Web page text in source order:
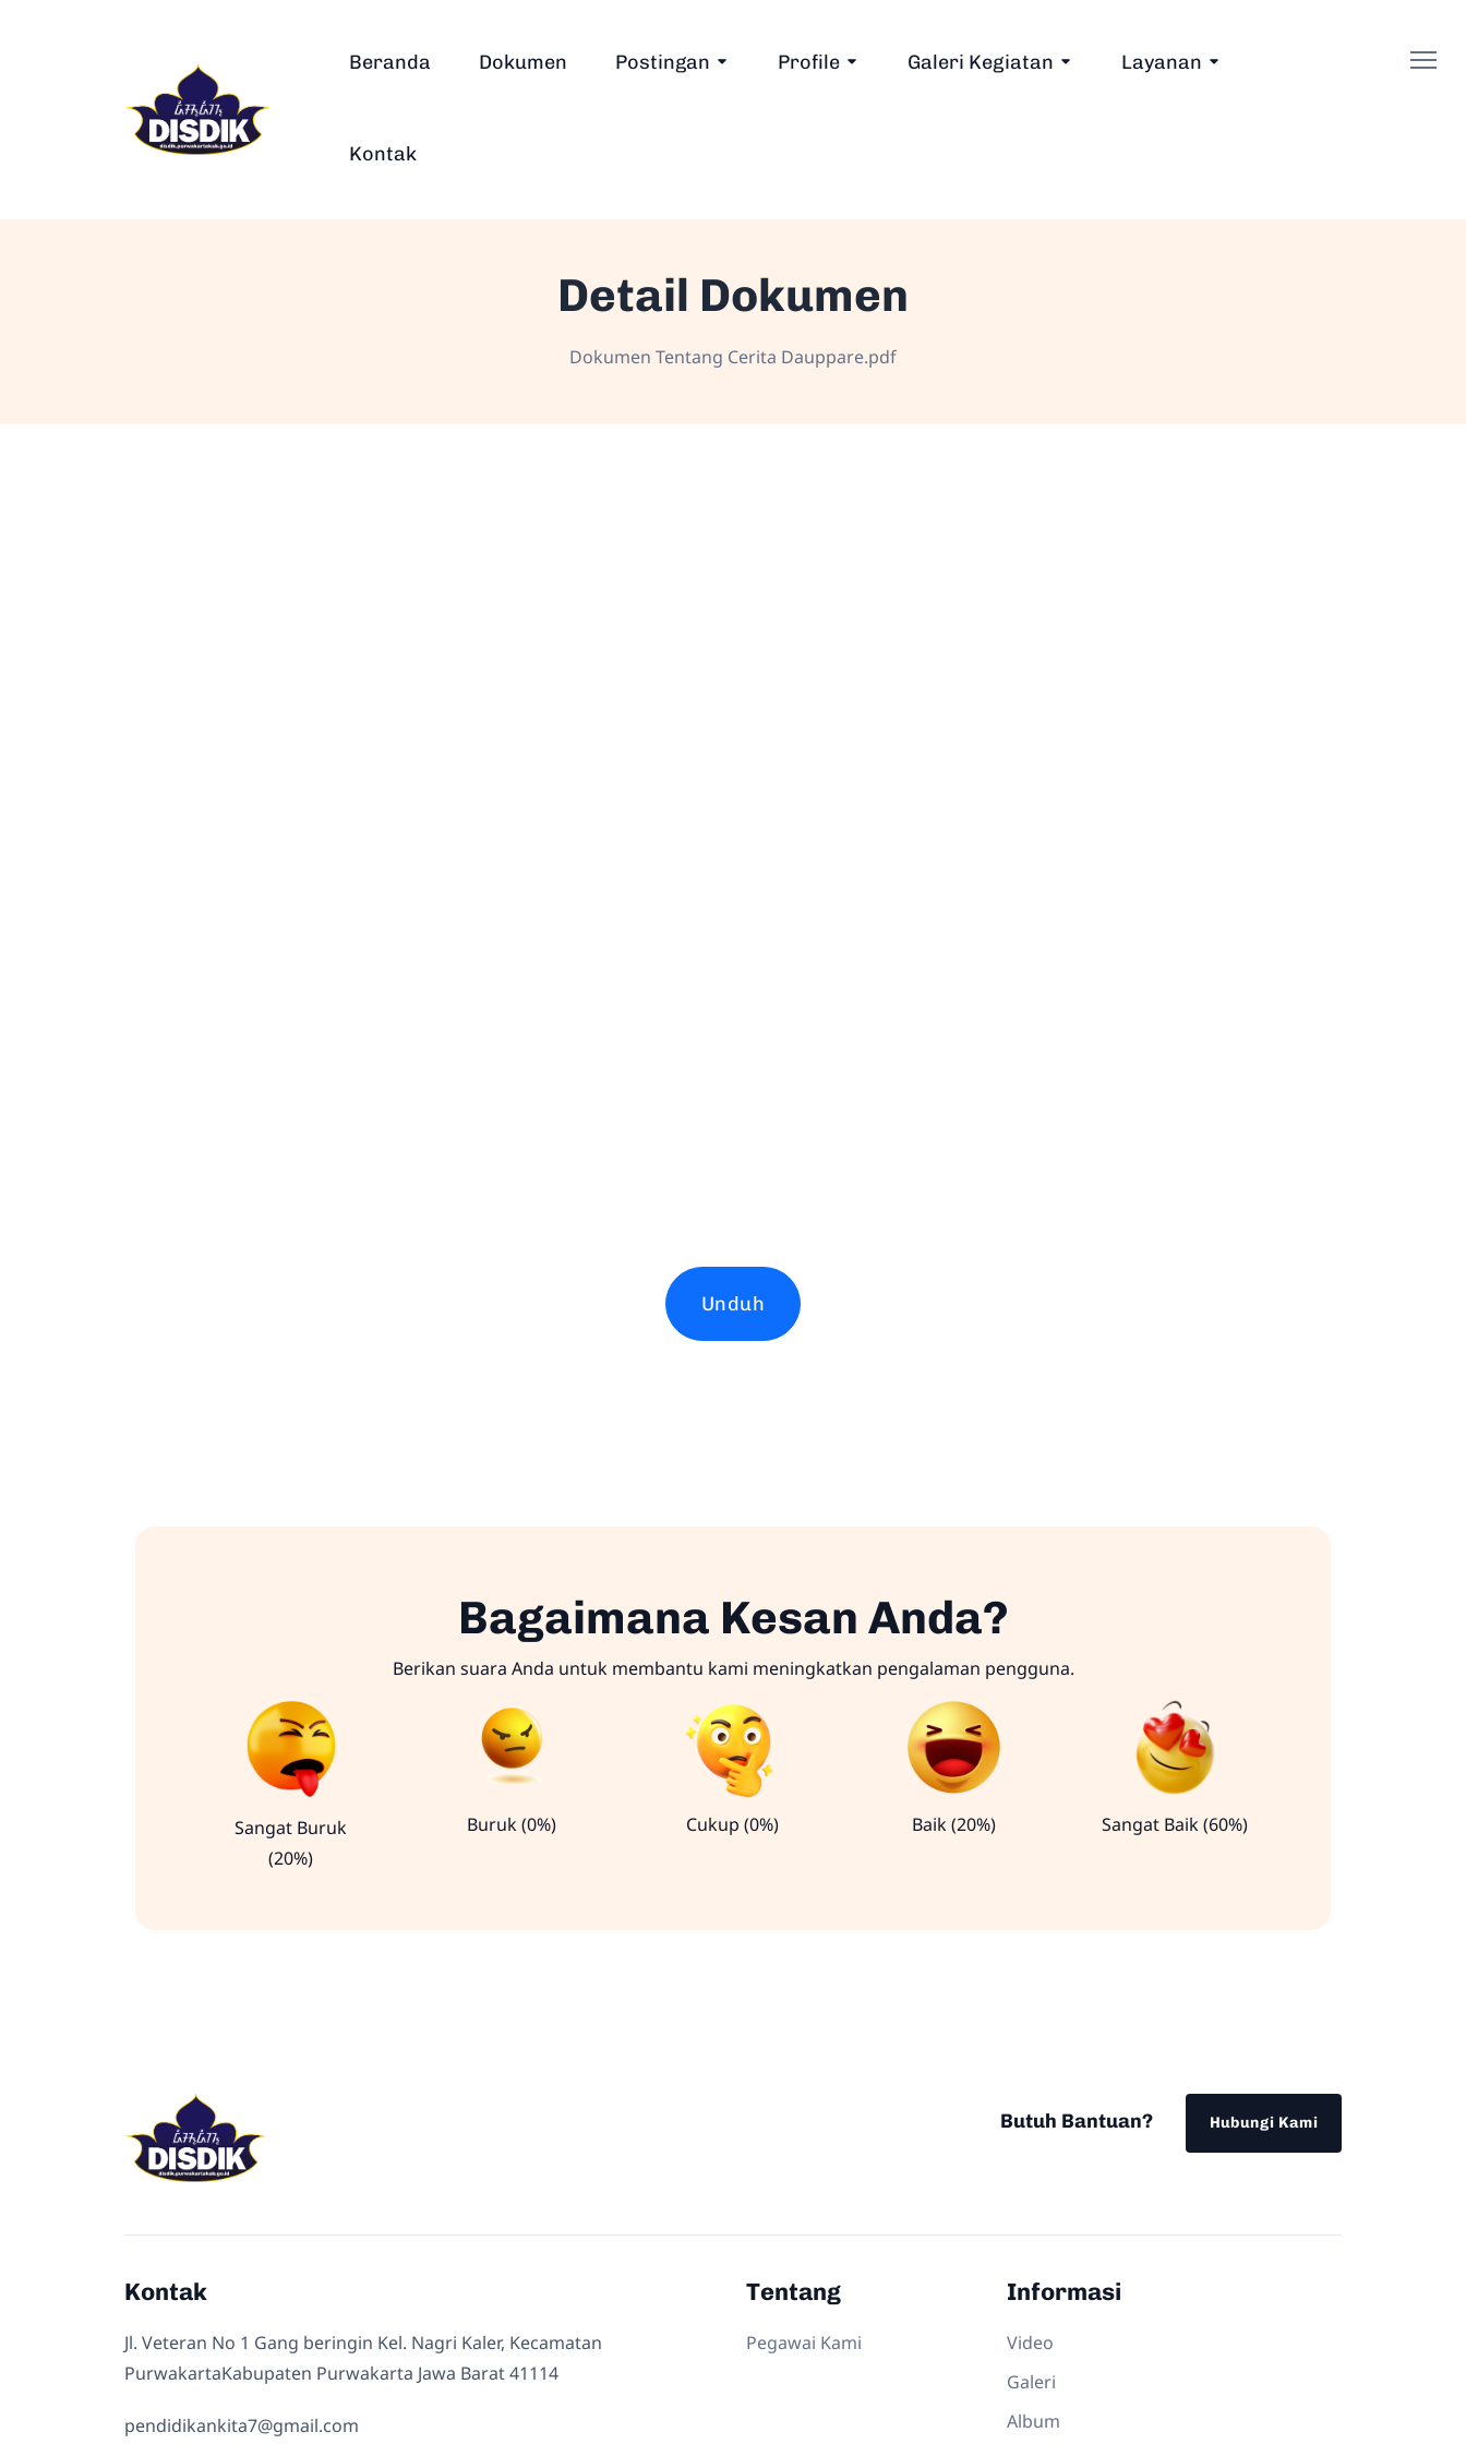
Beranda Dokumen Postingan Profile Galeri Kegiatan Layanan
Kontak
Detail Dokumen
Dokumen Tentang Cerita Dauppare.pdf
Unduh
Bagaimana Kesan Anda?
Berikan suara Anda untuk membantu kami meningkatkan pengalaman pengguna.
Sangat Buruk
(20%)
Buruk (0%) Cukup (0%) Baik (20%) Sangat Baik (60%)
Butuh Bantuan? Hubungi Kami
Kontak
Jl. Veteran No 1 Gang beringin Kel. Nagri Kaler, Kecamatan
PurwakartaKabupaten Purwakarta Jawa Barat 41114
pendidikankita7@gmail.com
Tentang
Pegawai Kami
Informasi
Video
Galeri
Album